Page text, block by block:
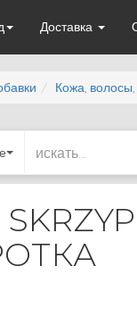
Доставка
Кожа, волосы,